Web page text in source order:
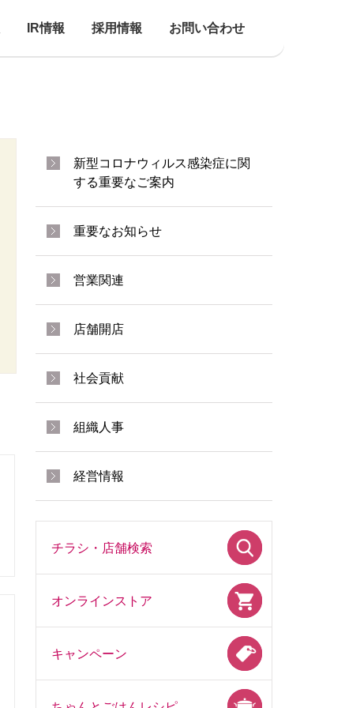
IR情報 採用情報 お問い合わせ
新型コロナウィルス感染症に関
する重要なご案内
重要なお知らせ
営業関連
店舗開店
社会貢献
組織人事
経営情報
チラシ・店舗検索
オンラインストア
キャンペーン